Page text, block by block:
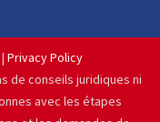
Privacy Policy
de conseils juridiques ni
avec les étapes